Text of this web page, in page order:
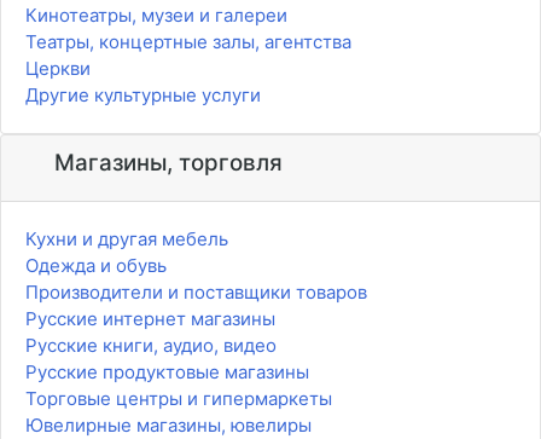
Кинотеатры, музеи и галереи
Театры, концертные залы, агентства
Церкви
Другие культурные услуги
Магазины, торговля
Кухни и другая мебель
Одежда и обувь
Производители и поставщики товаров
Русские интернет магазины
Русские книги, аудио, видео
Русские продуктовые магазины
Торговые центры и гипермаркеты
Ювелирные магазины, ювелиры